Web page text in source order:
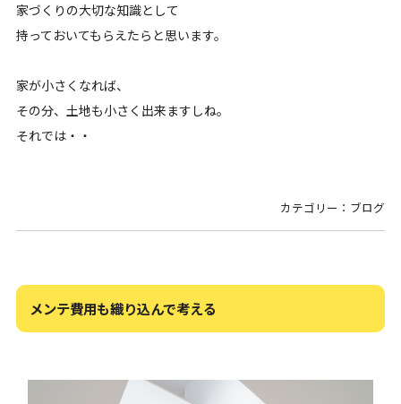
家づくりの大切な知識として
持っておいてもらえたらと思います。
家が小さくなれば、
その分、土地も小さく出来ますしね。
それでは・・
カテゴリー：ブログ
メンテ費用も織り込んで考える